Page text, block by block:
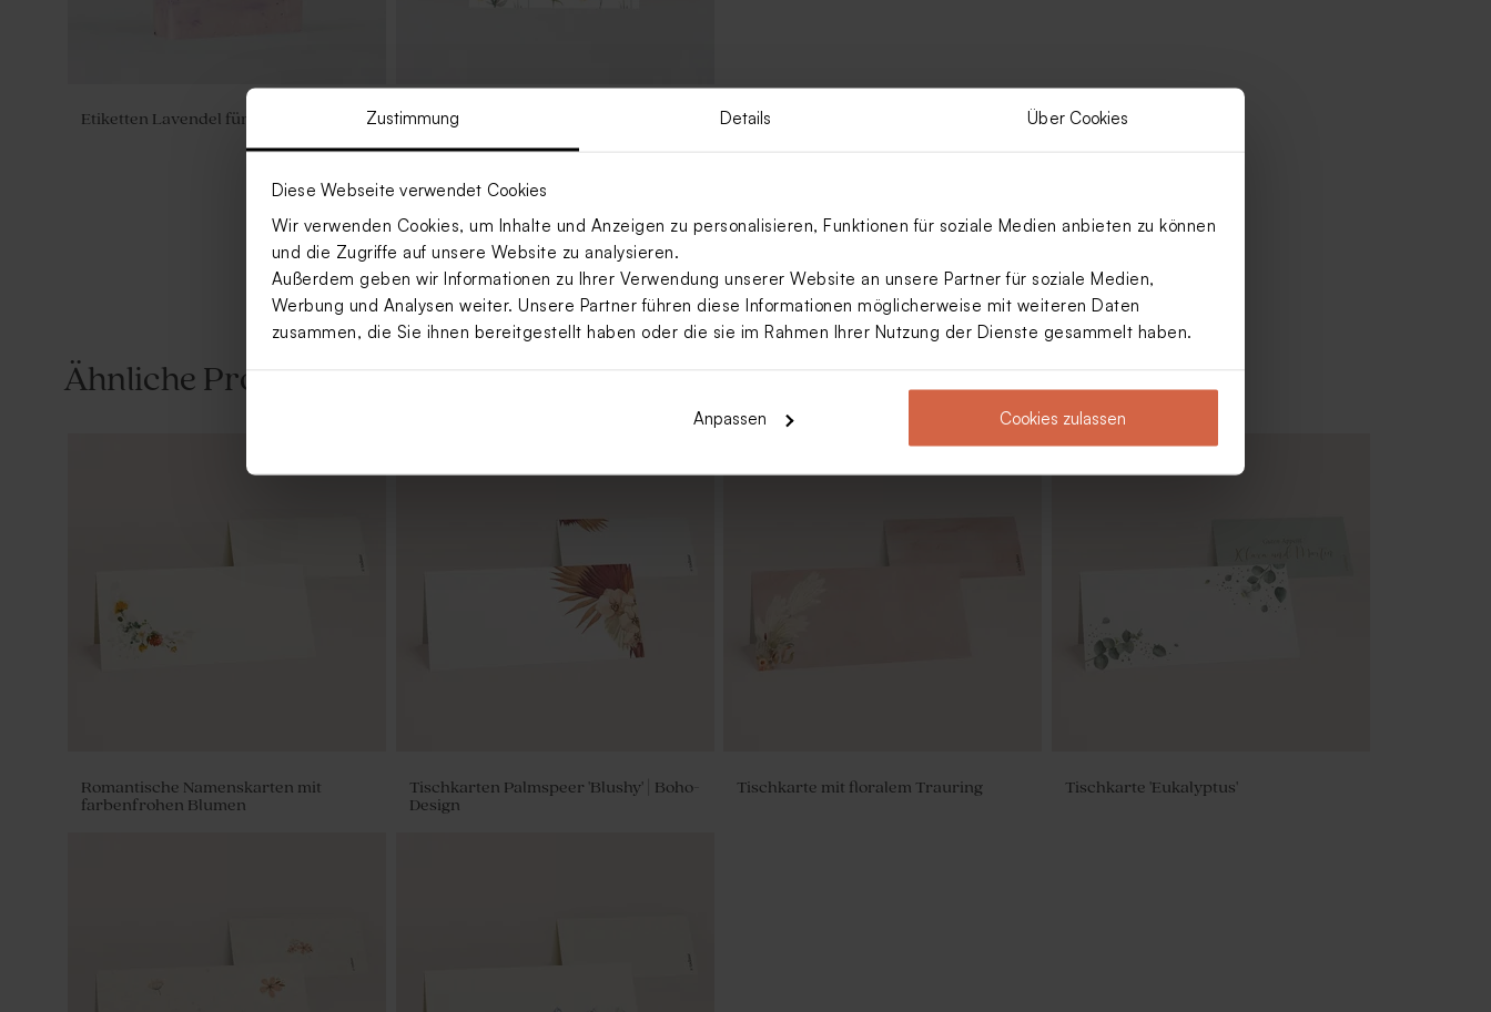
Zustimmung Details Über Cookies
Diese Webseite verwendet Cookies
Wir verwenden Cookies, um Inhalte und Anzeigen zu personalisieren, Funktionen für soziale Medien anbieten zu können
und die Zugriffe auf unsere Website zu analysieren.
Außerdem geben wir Informationen zu Ihrer Verwendung unserer Website an unsere Partner für soziale Medien,
Werbung und Analysen weiter. Unsere Partner führen diese Informationen möglicherweise mit weiteren Daten
zusammen, die Sie ihnen bereitgestellt haben oder die sie im Rahmen Ihrer Nutzung der Dienste gesammelt haben.
Anpassen Cookies zulassen
Etiketten Lavendel für Seifen
Aufkleber für Gastgeschenke
Mehr anzeigen
Ähnliche Produkte
Romantische Namenskarten mit
farbenfrohen Blumen
Tischkarten Palmspeer 'Blushy' | Boho-
Design
Tischkarte mit floralem Trauring Tischkarte 'Eukalyptus'